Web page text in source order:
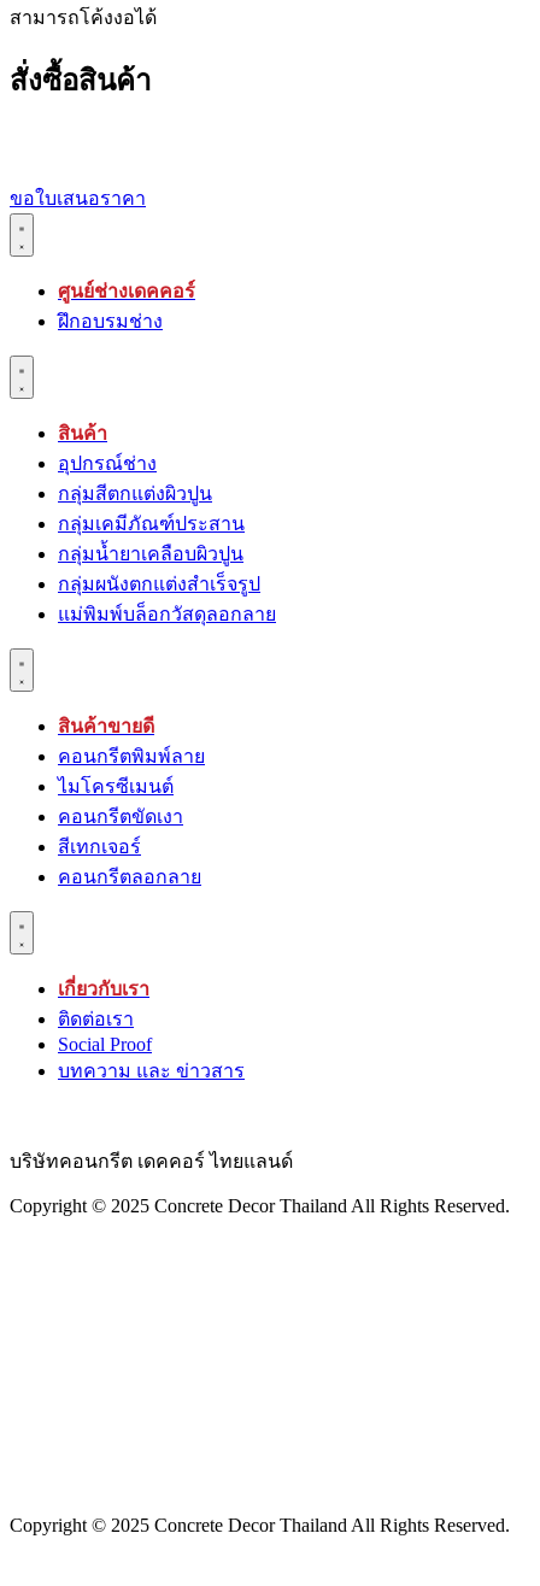
สามารถโค้งงอได้
สั่งซื้อสินค้า
ขอใบเสนอราคา
ศูนย์ช่างเดคคอร์
ฝึกอบรมช่าง
สินค้า
อุปกรณ์ช่าง
กลุ่มสีตกแต่งผิวปูน
กลุ่มเคมีภัณฑ์ประสาน
กลุ่มนํ้ายาเคลือบผิวปูน
กลุ่มผนังตกแต่งสำเร็จรูป
แม่พิมพ์บล็อกวัสดุลอกลาย
สินค้าขายดี
คอนกรีตพิมพ์ลาย
ไมโครซีเมนต์
คอนกรีตขัดเงา
สีเทกเจอร์
คอนกรีตลอกลาย
เกี่ยวกับเรา
ติดต่อเรา
Social Proof
บทความ และ ข่าวสาร
บริษัทคอนกรีต เดคคอร์ ไทยแลนด์
Copyright © 2025 Concrete Decor Thailand All Rights Reserved.​
Copyright © 2025 Concrete Decor Thailand All Rights Reserved.​